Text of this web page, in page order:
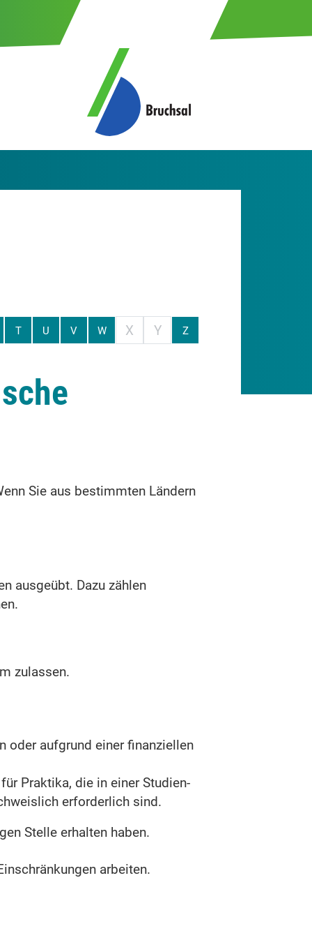
T U V W X Y Z
Sie aus bestimmten Ländern
ausgeübt. Dazu zählen
zulassen.
oder aufgrund einer finanziellen
Praktika, die in einer Studien-
erforderlich sind.
Stelle erhalten haben.
arbeiten.